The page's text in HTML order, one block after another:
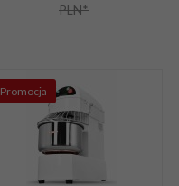
PLN*
Promocja